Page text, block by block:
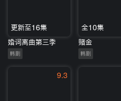
更新至16集
婚词离曲第三季
韩剧
全10集
赌金
韩剧
9.3